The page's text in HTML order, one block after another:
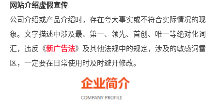
网站介绍虚假宣传
公司介绍或产品介绍时，存在夸大事实或不符合实际情况的现
象。文字描述中涉及最、第一、领先、首创、唯一等绝对化词
汇，违反《新广告法》及其他法规中的规定，涉及的敏感词雷
区，一定要在日常使用时及时避开修改。